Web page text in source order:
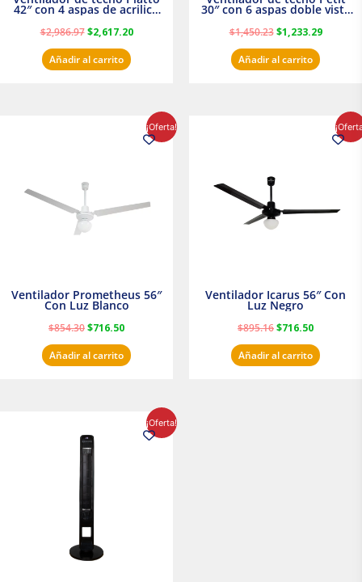
42″ con 4 aspas de acrilico
transparente
$2,986.97 $2,617.20
Añadir al carrito
30″ con 6 aspas doble vista
Satinado Masterfan
$1,450.23 $1,233.29
Añadir al carrito
¡Oferta!
Ventilador Prometheus 56″
Con Luz Blanco
$854.30$716.50
precio
actual
Añadir al carrito
Ventilador Icarus 56″ Con
Luz Negro
$895.16$716.50
precio
actual
Añadir al carrito
¡Oferta!
original
era:
precio
actual